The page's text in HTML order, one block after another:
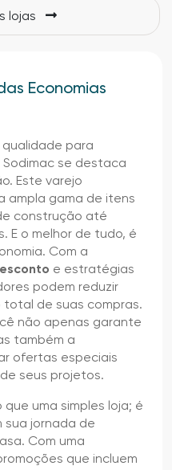
lojas
Economias
para
se destaca
Este varejo
ampla gama de itens
construção até
E o melhor de tudo, é
Com a
e estratégias
podem reduzir
de suas compras.
não apenas garante
também a
ofertas especiais
seus projetos.
uma simples loja; é
sua jornada de
Com uma
que incluem